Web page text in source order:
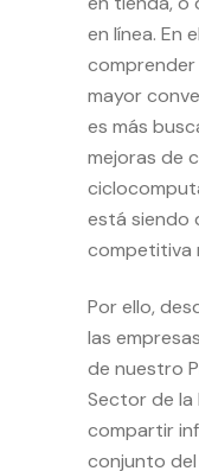
en línea. En
mayor
es más
mejoras de
está siendo
competitiva
Por ello,
las
de nuestro
Sector de la
compartir
conjunto